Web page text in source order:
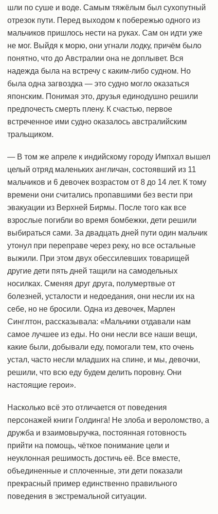
шли по суше и воде. Самым тяжёлым был сухопутный
отрезок пути. Перед выходом к побережью одного из
мальчиков пришлось нести на руках. Сам он идти уже
не мог. Выйдя к морю, они угнали лодку, причём было
понятно, что до Австралии она не доплывет. Вся
надежда была на встречу с каким-либо судном. Но
была одна загвоздка — это судно могло оказаться
японским. Понимая это, друзья единодушно решили
предпочесть смерть плену. К счастью, первое
встреченное ими судно оказалось австралийским
тральщиком.
— В том же апреле к индийскому городу Импхал вышел
целый отряд маленьких англичан, состоявший из 11
мальчиков и 6 девочек возрастом от 8 до 14 лет. К тому
времени они считались пропавшими без вести при
эвакуации из Верхней Бирмы. После того как все
взрослые погибли во время бомбежки, дети решили
выбираться сами. За двадцать дней пути один мальчик
утонул при переправе через реку, но все остальные
выжили. При этом двух обессилевших товарищей
другие дети пять дней тащили на самодельных
носилках. Сменяя друг друга, полумертвые от
болезней, усталости и недоедания, они несли их на
себе, но не бросили. Одна из девочек, Марлен
Синглтон, рассказывала: «Мальчики отдавали нам
самое лучшее из еды. Но они несли все наши вещи,
какие были, добывали еду, помогали тем, кто очень
устал, часто несли младших на спине, и мы, девочки,
решили, что всю еду будем делить поровну. Они
настоящие герои».
Насколько всё это отличается от поведения
персонажей книги Голдинга! Не злоба и вероломство, а
дружба и взаимовыручка, постоянная готовность
прийти на помощь, чёткое понимание цели и
неуклонная решимость достичь её. Все вместе,
объединенные и сплоченные, эти дети показали
прекрасный пример единственно правильного
поведения в экстремальной ситуации.